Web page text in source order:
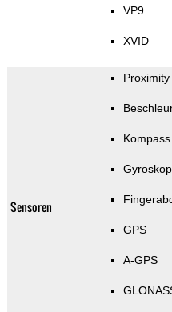
VP9
XVID
Sensoren
Proximity
Kompass
Gyroskop
GPS
A-GPS